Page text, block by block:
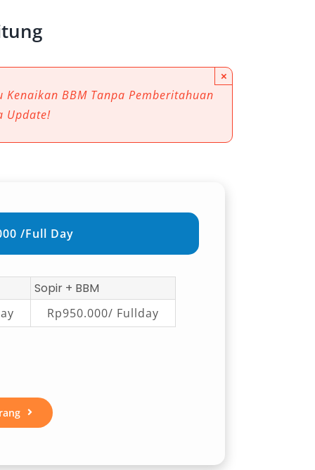
BBM Tanpa Pemberitahuan
Update!
×
/Full Day
Sopir + BBM
Rp950.000/ Fullday